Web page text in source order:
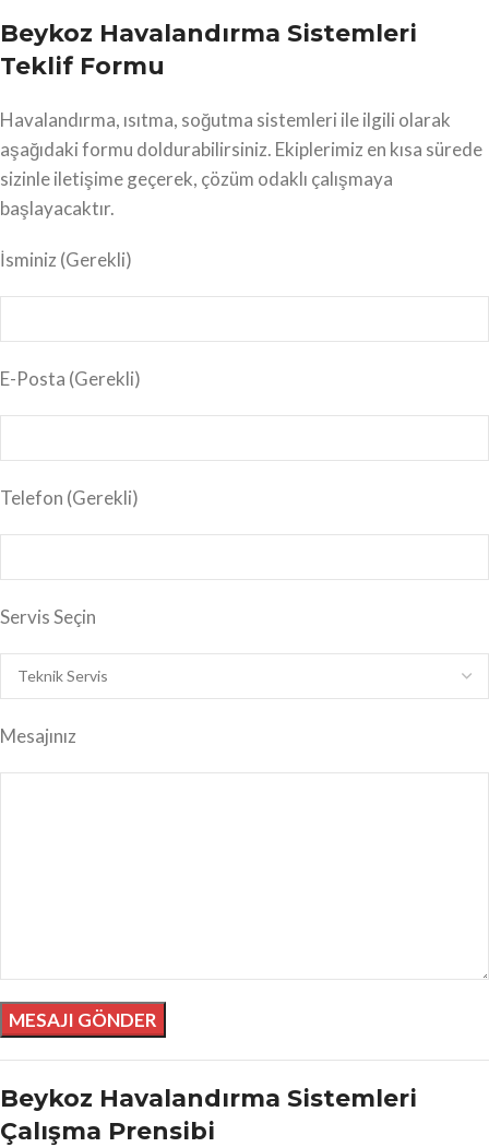
Beykoz Havalandırma Sistemleri
Teklif Formu
Havalandırma, ısıtma, soğutma sistemleri ile ilgili olarak
aşağıdaki formu doldurabilirsiniz. Ekiplerimiz en kısa sürede
sizinle iletişime geçerek, çözüm odaklı çalışmaya
başlayacaktır.
İsminiz (Gerekli)
E-Posta (Gerekli)
Telefon (Gerekli)
Servis Seçin
Mesajınız
Beykoz Havalandırma Sistemleri
Çalışma Prensibi